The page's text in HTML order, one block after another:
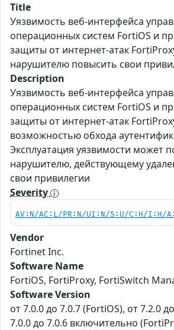
Title
Уязвимость веб-интерфейса
операционных систем FortiOS и
защиты от интернет-атак
нарушителю повысить свои
Description
Уязвимость веб-интерфейса
операционных систем FortiOS и
защиты от интернет-атак
возможностью обхода
Эксплуатация уязвимости может
нарушителю, действующему
свои привилегии
Severity
AV:N/AC:L/PR:N/UI:N/S:U/C:H/I:H/
Vendor
Fortinet Inc.
Software Name
FortiOS, FortiProxy, FortiSwitch
Software Version
от 7.0.0 до 7.0.7 (FortiOS), от 7.2.0
7.0.0 до 7.0.6 включительно